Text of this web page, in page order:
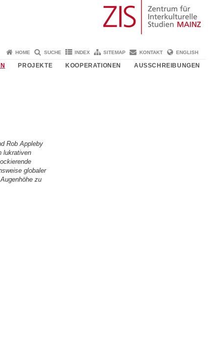
HOME SUCHE INDEX SITEMAP KONTAKT ENGLISH
PROJEKTE KOOPERATIONEN AUSSCHREIBUNGEN
Rob Appleby
lukrativen
globaler
zu